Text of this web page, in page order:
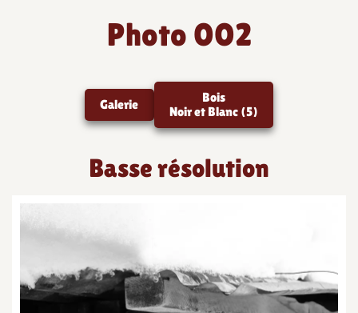
Photo 002
Galerie
Bois
Noir et Blanc (5)
Basse résolution